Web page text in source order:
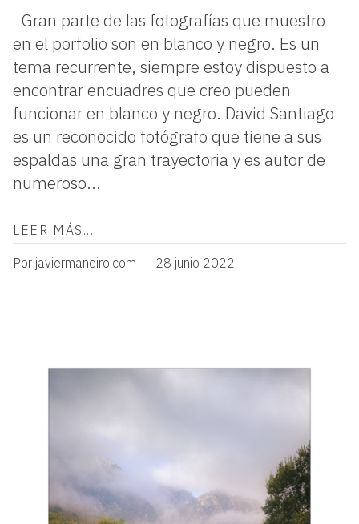
Gran parte de las fotografías que muestro
en el porfolio son en blanco y negro. Es un
tema recurrente, siempre estoy dispuesto a
encontrar encuadres que creo pueden
funcionar en blanco y negro. David Santiago
es un reconocido fotógrafo que tiene a sus
espaldas una gran trayectoria y es autor de
numeroso...
LEER MÁS...
Por javiermaneiro.com 28 junio 2022